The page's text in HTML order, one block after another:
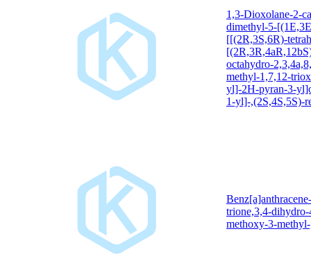
1,3-Dioxolane-2-
dimethyl-5-
[[(2R,3S,6R)-
octahydro-
methyl-1,7,12-
yl]-2H-pyran-3-
1-yl]-,(2S,4S,5S)-
trione,3,4-
methoxy-3-